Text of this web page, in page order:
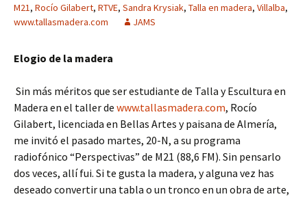
M21, Rocío Gilabert, RTVE, Sandra Krysiak, Talla en madera, Villalba,
www.tallasmadera.com
JAMS
Elogio de la madera
Sin más méritos que ser estudiante de Talla y Escultura en
Madera en el taller de www.tallasmadera.com, Rocío
Gilabert, licenciada en Bellas Artes y paisana de Almería,
me invitó el pasado martes, 20-N, a su programa
radiofónico “Perspectivas” de M21 (88,6 FM). Sin pensarlo
dos veces, allí fui. Si te gusta la madera, y alguna vez has
deseado convertir una tabla o un tronco en un obra de arte,